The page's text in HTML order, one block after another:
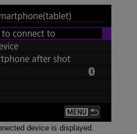
device is displayed.